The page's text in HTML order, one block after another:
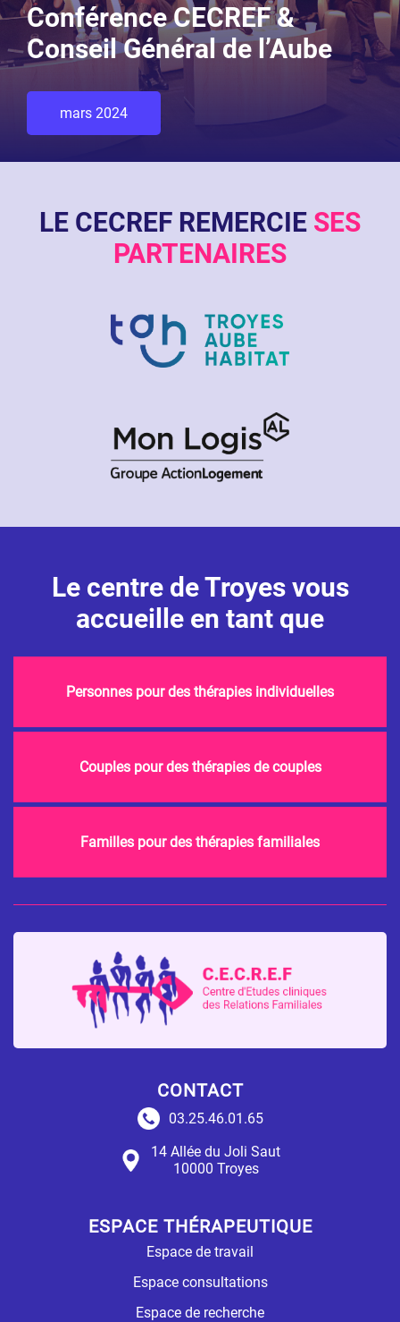
Conférence CECREF &
Conseil Général de l’Aube
mars 2024
LE CECREF REMERCIE SES
PARTENAIRES
Le centre de Troyes vous
accueille en tant que
Personnes pour des thérapies individuelles
Couples pour des thérapies de couples
Familles pour des thérapies familiales
CONTACT
03.25.46.01.65
14 Allée du Joli Saut
10000 Troyes
ESPACE THÉRAPEUTIQUE
Espace de travail
Espace consultations
Espace de recherche